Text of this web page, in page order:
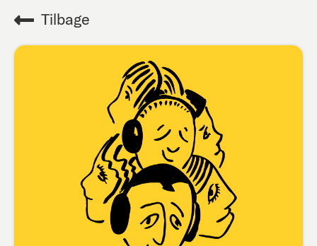
Tilbage